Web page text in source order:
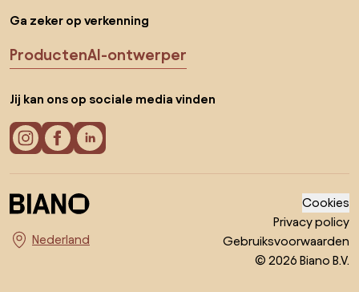
Ga zeker op verkenning
ProductenAI-ontwerper
Jij kan ons op sociale media vinden
Kies land
Cookies
Privacy policy
Gebruiksvoorwaarden
© 2026 Biano B.V.